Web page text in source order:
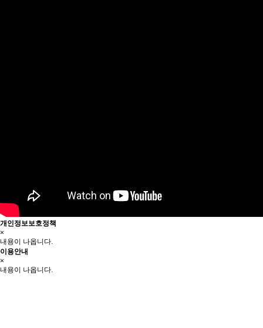
개인정보보호정책
×
내용이 나옵니다.
이용안내
×
내용이 나옵니다.